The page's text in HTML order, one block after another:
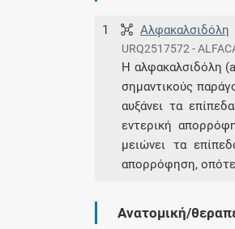
1 Αλφακαλσιδόλη
URQ2517572 -
Η αλφακαλσιδόλη
σημαντικούς
αυξάνει τα
εντερική
μειώνει τα
απορρόφηση, οπότε
Ανατομική/